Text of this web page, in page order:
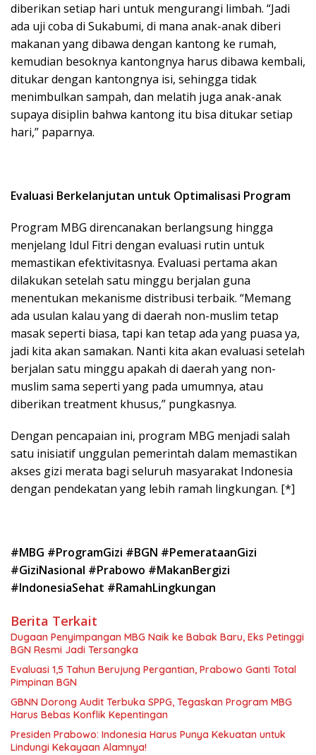
diberikan setiap hari untuk mengurangi limbah. “Jadi
ada uji coba di Sukabumi, di mana anak-anak diberi
makanan yang dibawa dengan kantong ke rumah,
kemudian besoknya kantongnya harus dibawa kembali,
ditukar dengan kantongnya isi, sehingga tidak
menimbulkan sampah, dan melatih juga anak-anak
supaya disiplin bahwa kantong itu bisa ditukar setiap
hari,” paparnya.
Evaluasi Berkelanjutan untuk Optimalisasi Program
Program MBG direncanakan berlangsung hingga
menjelang Idul Fitri dengan evaluasi rutin untuk
memastikan efektivitasnya. Evaluasi pertama akan
dilakukan setelah satu minggu berjalan guna
menentukan mekanisme distribusi terbaik. “Memang
ada usulan kalau yang di daerah non-muslim tetap
masak seperti biasa, tapi kan tetap ada yang puasa ya,
jadi kita akan samakan. Nanti kita akan evaluasi setelah
berjalan satu minggu apakah di daerah yang non-
muslim sama seperti yang pada umumnya, atau
diberikan treatment khusus,” pungkasnya.
Dengan pencapaian ini, program MBG menjadi salah
satu inisiatif unggulan pemerintah dalam memastikan
akses gizi merata bagi seluruh masyarakat Indonesia
dengan pendekatan yang lebih ramah lingkungan. [*]
#MBG #ProgramGizi #BGN #PemerataanGizi
#GiziNasional #Prabowo #MakanBergizi
#IndonesiaSehat #RamahLingkungan
Berita Terkait
Dugaan Penyimpangan MBG Naik ke Babak Baru, Eks Petinggi
BGN Resmi Jadi Tersangka
Evaluasi 1,5 Tahun Berujung Pergantian, Prabowo Ganti Total
Pimpinan BGN
GBNN Dorong Audit Terbuka SPPG, Tegaskan Program MBG
Harus Bebas Konflik Kepentingan
Presiden Prabowo: Indonesia Harus Punya Kekuatan untuk
Lindungi Kekayaan Alamnya!